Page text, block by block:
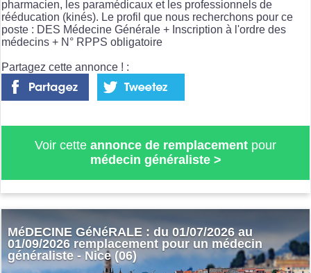
pharmacien, les paramédicaux et les professionnels de
rééducation (kinés). Le profil que nous recherchons pour ce
poste : DES Médecine Générale + Inscription à l'ordre des
médecins + N° RPPS obligatoire
Partagez cette annonce ! :
Voir cette annonce de remplacement pour
médecin généraliste>
MéDECINE GéNéRALE : du 01/07/2026 au
01/09/2026 remplacement pour un médecin
généraliste - Nice (06)